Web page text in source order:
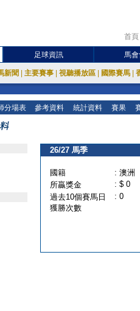
首頁
足球資訊 馬
新聞 主要賽事 視聽播放區 國際賽馬
分場表 參考資料 統計資料 賽果
26/27 馬季
國籍 : 澳洲
所贏獎金
: $ 0
過去10個賽馬日
獲勝次數
: 0